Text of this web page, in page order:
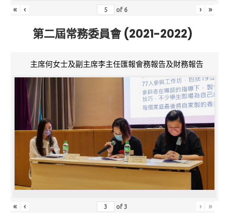
« ‹ of 6 › »
第二屆常務委員會 (2021-2022)
主席何女士及副主席李主任匯報會務報告及財務報告
« ‹ of3 › »